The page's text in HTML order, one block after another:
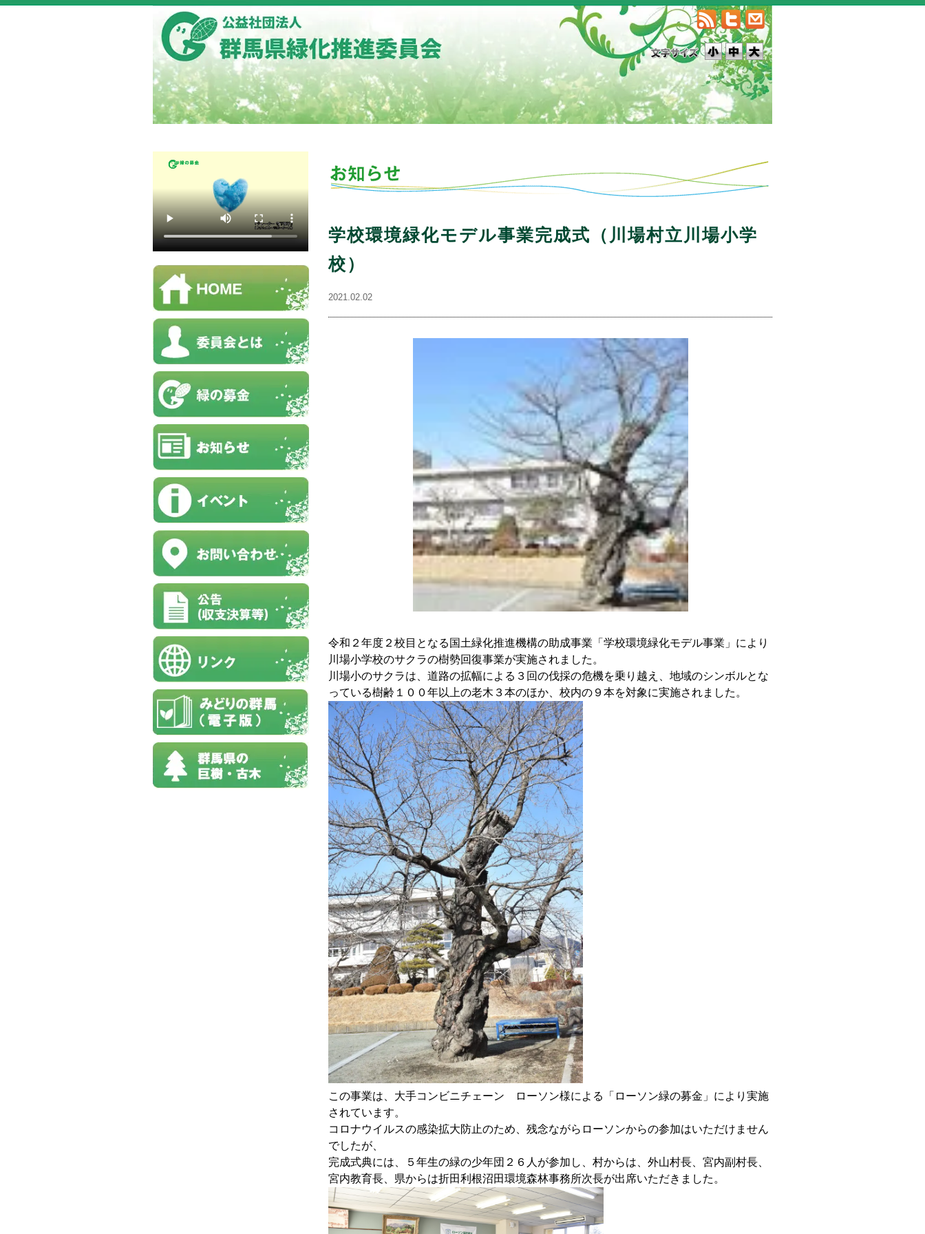
学校環境緑化モデル事業完成式（川場村立川場小学
校）
2021.02.02
令和２年度２校目となる国土緑化推進機構の助成事業「学校環境緑化モデル事業」により
川場小学校のサクラの樹勢回復事業が実施されました。
川場小のサクラは、道路の拡幅による３回の伐採の危機を乗り越え、地域のシンボルとな
っている樹齢１００年以上の老木３本のほか、校内の９本を対象に実施されました。
この事業は、大手コンビニチェーン ローソン様による「ローソン緑の募金」により実施
されています。
コロナウイルスの感染拡大防止のため、残念ながらローソンからの参加はいただけません
でしたが、
完成式典には、５年生の緑の少年団２６人が参加し、村からは、外山村長、宮内副村長、
宮内教育長、県からは折田利根沼田環境森林事務所次長が出席いただきました。